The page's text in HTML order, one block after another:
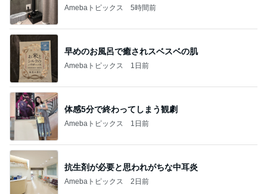
Amebaトピックス 5時間前
早めのお風呂で癒されスベスベの肌
Amebaトピックス 1日前
体感5分で終わってしまう観劇
Amebaトピックス 1日前
抗生剤が必要と思われがちな中耳炎
Amebaトピックス 2日前